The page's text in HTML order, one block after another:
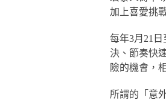
加上喜愛挑
每年3月21
決、節奏快
險的機會，
所謂的「意